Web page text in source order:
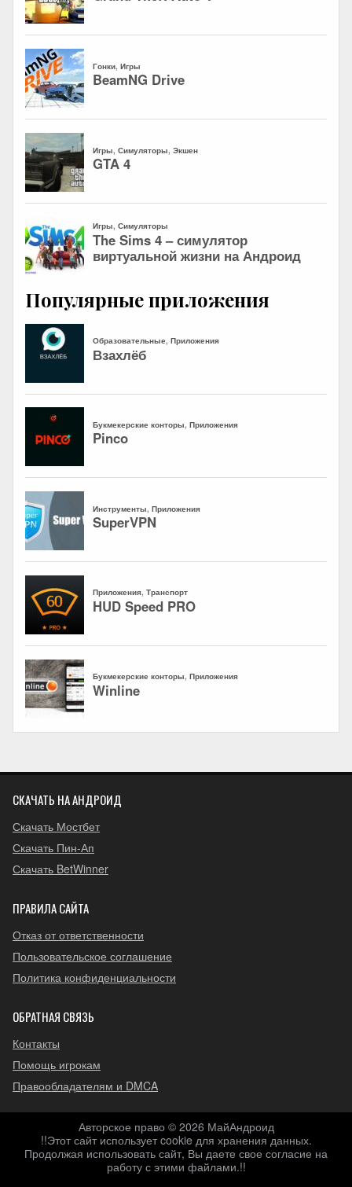
Популярные приложения
СКАЧАТЬ НА АНДРОИД
Скачать Мостбет
Скачать Пин-Ап
Скачать BetWinner
ПРАВИЛА САЙТА
Отказ от ответственности
Пользовательское соглашение
Политика конфиденциальности
ОБРАТНАЯ СВЯЗЬ
Контакты
Помощь игрокам
Правообладателям и DMCA
Авторское право © 2026 МайАндроид
!!Этот сайт использует cookie для хранения данных.
Продолжая использовать сайт, Вы даете свое согласие на
работу с этими файлами.!!